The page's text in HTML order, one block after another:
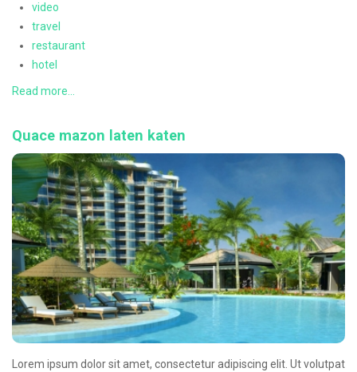
video
travel
restaurant
hotel
Read more...
Quace mazon laten katen
Lorem ipsum dolor sit amet, consectetur adipiscing elit. Ut volutpat
Documentation
Galerie
CONTACT